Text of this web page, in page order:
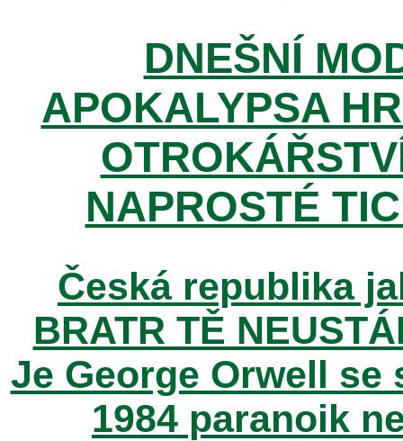
DNEŠNÍ
APOKALYPSA
NAPROSTÉ
Česká republika
BRATR TĚ
Je George Orwell
1984 paranoik